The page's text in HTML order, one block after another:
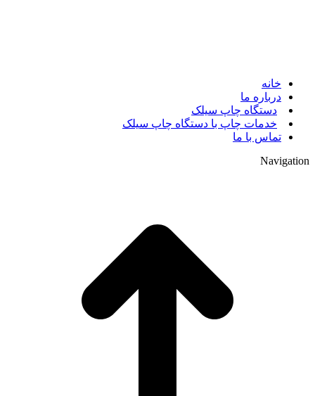
خانه
درباره ما
دستگاه چاپ سیلک
خدمات چاپ با دستگاه چاپ سیلک
تماس با ما
Navigation